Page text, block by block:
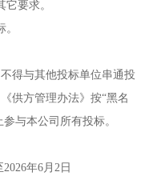
要求。
得与其他投标单位串通投
供方管理办法》按“黑名
参与本公司所有投标。
2026年6月2日